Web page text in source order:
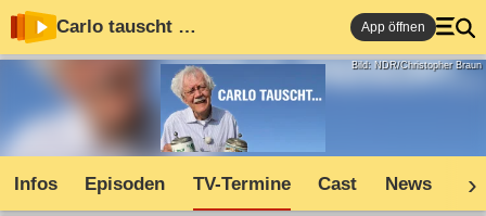
Carlo tauscht … App öffnen
Bild: NDR/Christopher Braun
Infos Episoden TV-Termine Cast News